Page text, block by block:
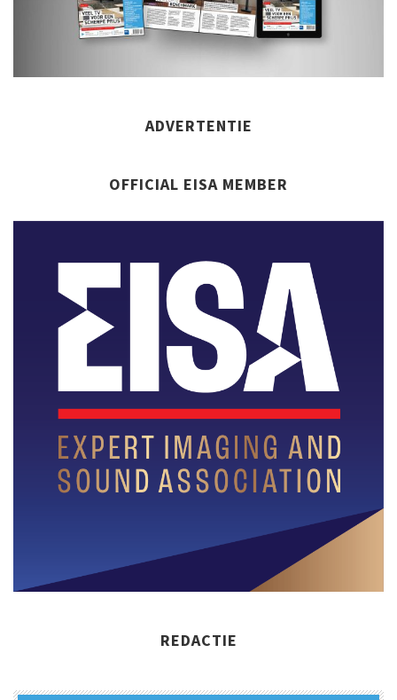
ADVERTENTIE
OFFICIAL EISA MEMBER
REDACTIE